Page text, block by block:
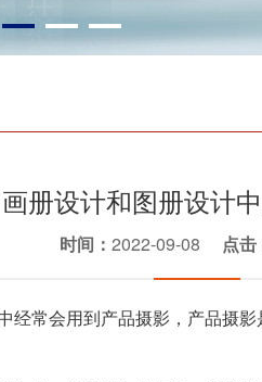
画册设计和图册设计
时间： 2022-09-08 点击
经常会用到产品摄影，产品摄